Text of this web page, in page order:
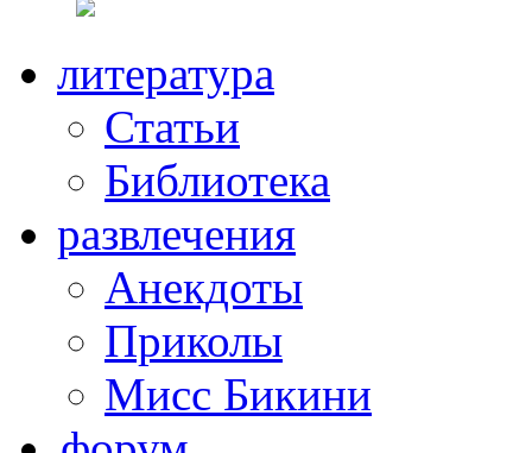
литература
Статьи
Библиотека
развлечения
Анекдоты
Приколы
Мисс Бикини